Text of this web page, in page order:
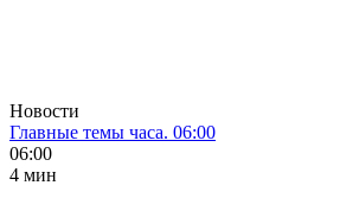
Новости
Главные темы часа. 06:00
06:00
4 мин